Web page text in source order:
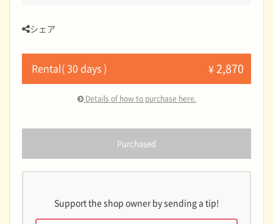
シェア
Rental( 30 days ) ¥2,870
Details of how to purchase here.
Purchased
Support the shop owner by sending a tip!